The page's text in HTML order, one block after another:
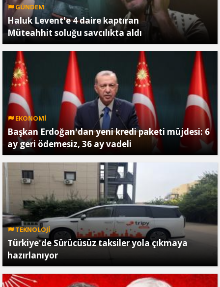
GÜNDEM
Haluk Levent'e 4 daire kaptıran
Müteahhit soluğu savcılıkta aldı
EKONOMİ
Başkan Erdoğan'dan yeni kredi paketi müjdesi: 6
ay geri ödemesiz, 36 ay vadeli
TEKNOLOJİ
Türkiye'de Sürücüsüz taksiler yola çıkmaya
hazırlanıyor